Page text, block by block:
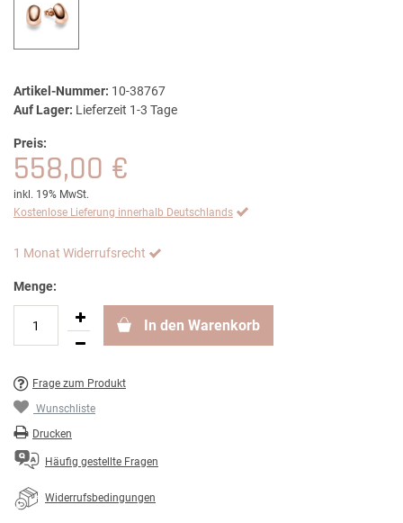
Artikel-Nummer: 10-38767
Auf Lager: Lieferzeit 1-3 Tage
Preis:
558,00 €
inkl. 19% MwSt.
Kostenlose Lieferung innerhalb Deutschlands
1 Monat Widerrufsrecht
Menge:
In den Warenkorb
Frage zum Produkt
Wunschliste
Drucken
Häufig gestellte Fragen
Widerrufsbedingungen